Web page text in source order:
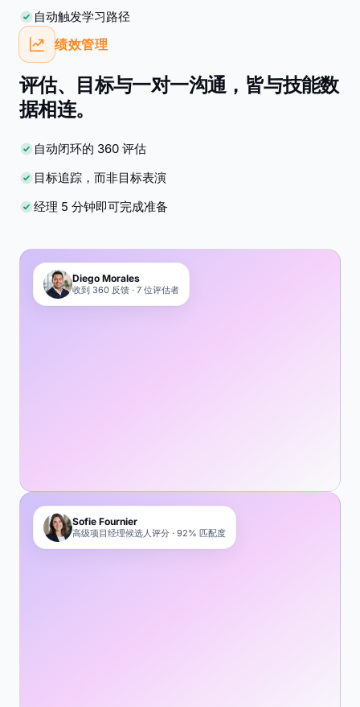
自动触发学习路径
绩效管理
评估、目标与一对一沟通，皆与技能数
据相连。
自动闭环的 360 评估
目标追踪，而非目标表演
经理 5 分钟即可完成准备
Diego Morales
收到 360 反馈 · 7 位评估者
Sofie Fournier
高级项目经理候选人评分 · 92% 匹配度